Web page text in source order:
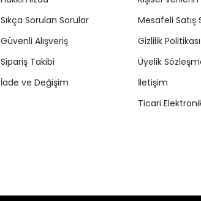
Sıkça Sorulan Sorular
Güvenli Alışveriş
Sipariş Takibi
İade ve Değişim
Mesafeli Satış
Gizlilik Politikası
Üyelik
İletişim
Ticari